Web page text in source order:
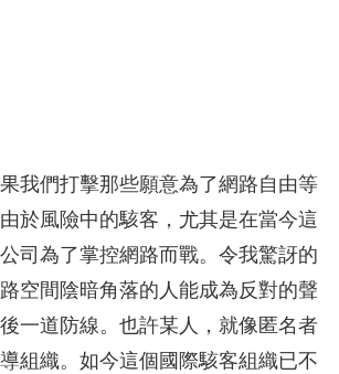
我們打擊那些願意為了網路自由等
於風險中的駭客，尤其是在當今這
司為了掌控網路而戰。令我驚訝的
空間陰暗角落的人能成為反對的聲
一道防線。也許某人，就像匿名者
組織。如今這個國際駭客組織已不